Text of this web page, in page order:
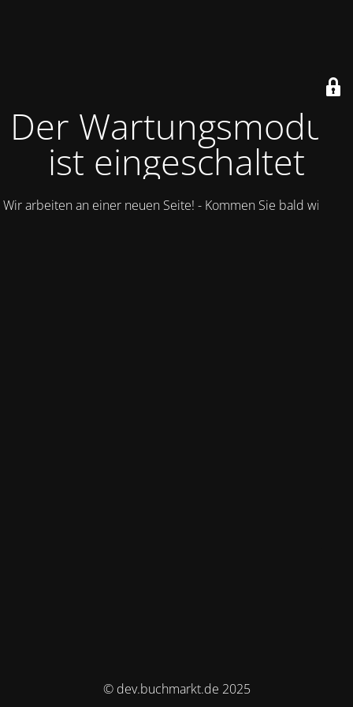
Der Wartungsmodus
ist eingeschaltet
Wir arbeiten an einer neuen Seite! - Kommen Sie bald wieder.
© dev.buchmarkt.de 2025